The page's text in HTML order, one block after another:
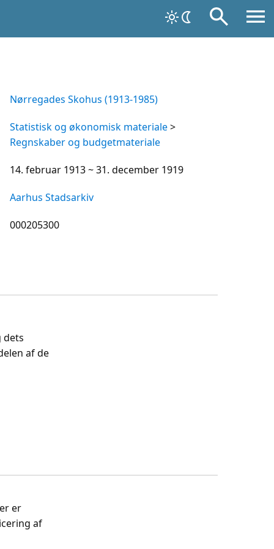
Nørregades Skohus (1913-1985)
Statistisk og økonomisk materiale>
Regnskaber og budgetmateriale
14. februar 1913 ~ 31. december 1919
Aarhus Stadsarkiv
000205300
dets
af de
er
af